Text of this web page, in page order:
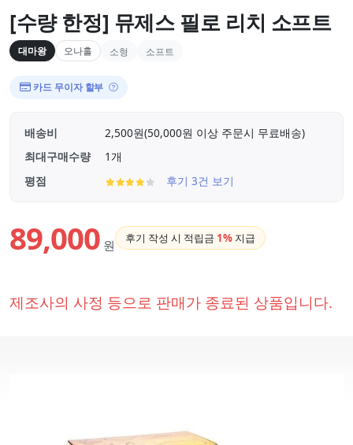
[수량 한정] 뮤제스 필로 리치 소프트
대마왕 오나홀 소형 소프트
카드 무이자 할부
배송비
2,500원(50,000원 이상 주문시 무료배송)
최대구매수량
1개
평점
후기 3건 보기
89,000 원 후기 작성 시 적립금 1% 지급
제조사의 사정 등으로 판매가 종료된 상품입니다.